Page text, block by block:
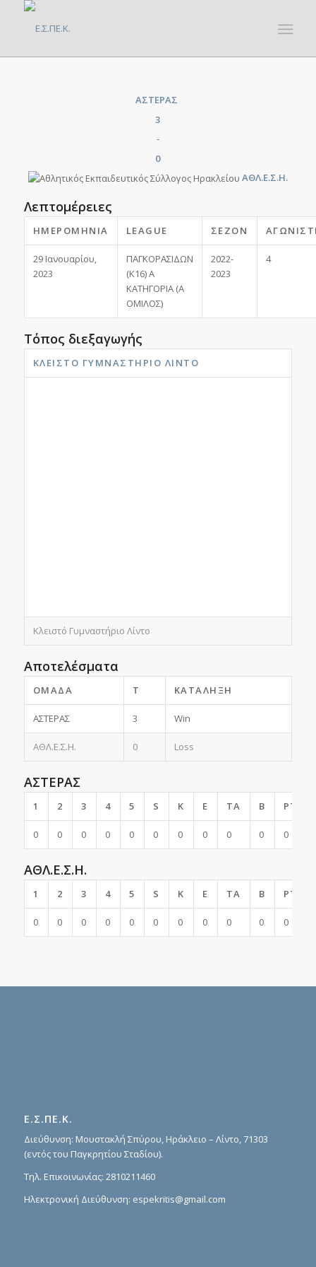
ΑΣΤΕΡΑΣ
3
-
0
ΑΘΛ.Ε.Σ.Η.
Λεπτομέρειες
ΗΜΕΡΟΜΗΝΊΑ LEAGUE ΣΕΖΌΝ
29 Ιανουαρίου,
2023
ΠΑΓΚΟΡΑΣΙΔΩΝ
(Κ16) Α
ΚΑΤΗΓΟΡΙΑ (Α
ΟΜΙΛΟΣ)
2022-
2023
4
Τόπος διεξαγωγής
ΚΛΕΙΣΤΌ ΓΥΜΝΑΣΤΉΡΙΟ ΛΊΝΤΟ
Κλειστό Γυμναστήριο Λίντο
Αποτελέσματα
ΟΜΆΔΑ T ΚΑΤΆΛΗΞΗ
ΑΣΤΕΡΑΣ 3 Win
ΑΘΛ.Ε.Σ.Η. 0 Loss
ΑΣΤΕΡΑΣ
1 2 3 4 5 S K E TA B PTS
0 0 0 0 0 0 0 0 0 0 0
ΑΘΛ.Ε.Σ.Η.
1 2 3 4 5 S K E TA B PTS
0 0 0 0 0 0 0 0 0 0 0
Ε.Σ.ΠΕ.Κ.
Διεύθυνση: Μουστακλή Σπύρου, Ηράκλειο – Λίντο, 71303
(εντός του Παγκρητίου Σταδίου).
Τηλ. Επικοινωνίας: 2810211460
Ηλεκτρονική Διεύθυνση: espekritis@gmail.com